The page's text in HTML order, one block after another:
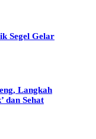
Segel Gelar
Langkah
dan Sehat